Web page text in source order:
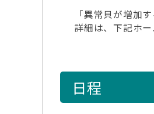
「異常貝が増加
詳細は、下記ホ
日程